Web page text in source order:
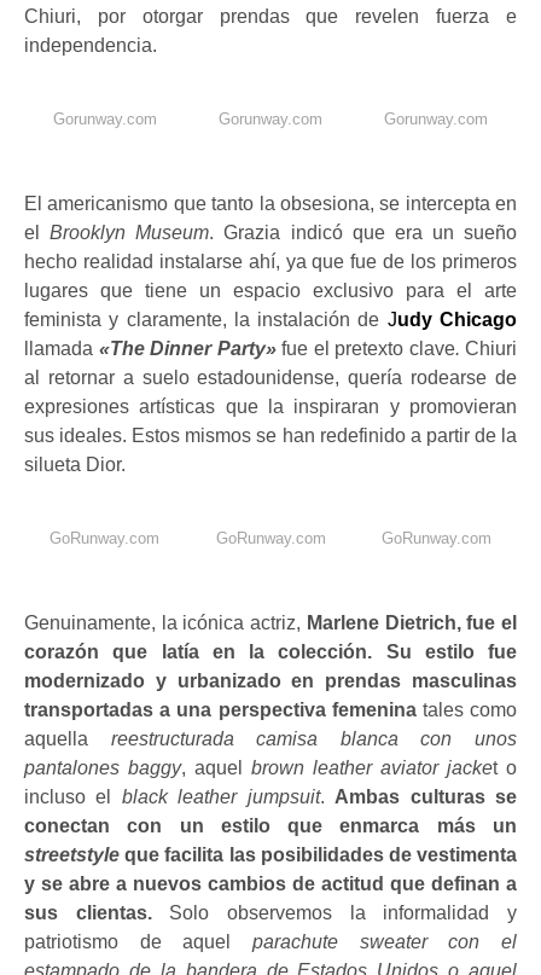
Chiuri, por otorgar prendas que revelen fuerza e
independencia.
Gorunway.com Gorunway.com Gorunway.com
El americanismo que tanto la obsesiona, se intercepta en
elBrooklyn Museum. Grazia indicó que era un sueño
hecho realidad instalarse ahí, ya que fue de los primeros
lugares que tiene un espacio exclusivo para el arte
feminista y claramente, la instalación de Judy Chicago
llamada «The Dinner Party» fue el pretexto clave. Chiuri
al retornar a suelo estadounidense, quería rodearse de
expresiones artísticas que la inspiraran y promovieran
sus ideales. Estos mismos se han redefinido a partir de la
silueta Dior.
GoRunway.com GoRunway.com GoRunway.com
Genuinamente, la icónica actriz, Marlene Dietrich, fue el
corazón que latía en la colección. Su estilo fue
modernizado y urbanizado en prendas masculinas
transportadas a una perspectiva femeninatales como
aquella reestructurada camisa blanca con unos
pantalones baggy, aquel brown leather aviator jacket o
incluso el black leather jumpsuit. Ambas culturas se
conectan con un estilo que enmarca más un
streetstyleque facilita las posibilidades de vestimenta
y se abre a nuevos cambios de actitud que definan a
sus clientas.Solo observemos la informalidad y
patriotismo de aquel parachute sweater con el
estampado de la bandera de Estados Unidos o aquel